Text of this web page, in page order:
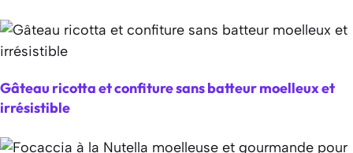
Gâteau ricotta et confiture sans batteur moelleux et
irrésistible